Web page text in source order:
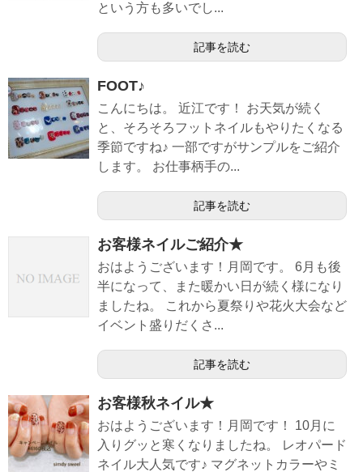
という方も多いでし...
記事を読む
FOOT♪
こんにちは。 近江です！ お天気が続く
と、そろそろフットネイルもやりたくなる
季節ですね♪ 一部ですがサンプルをご紹介
します。 お仕事柄手の...
記事を読む
お客様ネイルご紹介★
おはようございます！月岡です。 6月も後
半になって、また暖かい日が続く様になり
ましたね。 これから夏祭りや花火大会など
イベント盛りだくさ...
記事を読む
お客様秋ネイル★
おはようございます！月岡です！ 10月に
入りグッと寒くなりましたね。 レオパード
ネイル大人気です♪ マグネットカラーやミ